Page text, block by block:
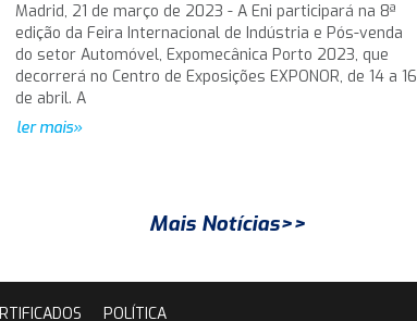
Madrid, 21 de março de 2023 - A Eni participará na 8ª
edição da Feira Internacional de Indústria e Pós-venda
do setor Automóvel, Expomecânica Porto 2023, que
decorrerá no Centro de Exposições EXPONOR, de 14 a 16
de abril. A
ler mais»
Mais Notícias>>
POLÍTICA